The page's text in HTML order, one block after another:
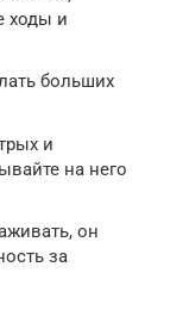
ходы и
больших
и
на него
он
за